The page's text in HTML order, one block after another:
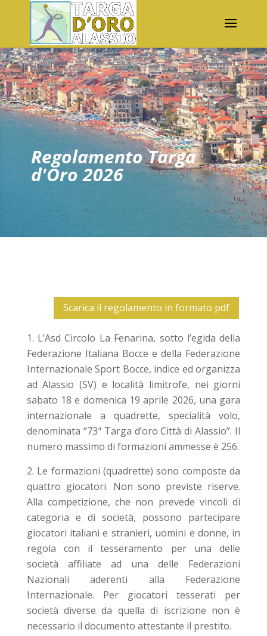
Regolamento Targa
d'Oro 2026
Scarica il regolamento in formato pdf
L’Asd Circolo La Fenarina, sotto l’egida della
Federazione Italiana Bocce e della Federazione
Internazionale Sport Bocce, indice ed organizza
ad Alassio (SV) e località limitrofe, nei giorni
sabato 18 e domenica 19 aprile 2026, una gara
internazionale a quadrette, specialità volo,
denominata “73ª Targa d’oro Città di Alassio”. Il
numero massimo di formazioni ammesse è 256.
Le formazioni (quadrette) sono composte da
quattro giocatori. Non sono previste riserve.
Alla competizione, che non prevede vincoli di
categoria e di società, possono partecipare
giocatori italiani e stranieri, uomini e donne, in
regola con il tesseramento per una delle
società affiliate ad una delle Federazioni
Nazionali aderenti alla Federazione
Internazionale. Per giocatori tesserati per
società diverse da quella di iscrizione non è
necessario il documento attestante il prestito.